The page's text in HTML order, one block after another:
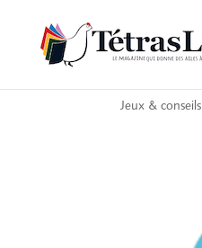
Le
Jeux &